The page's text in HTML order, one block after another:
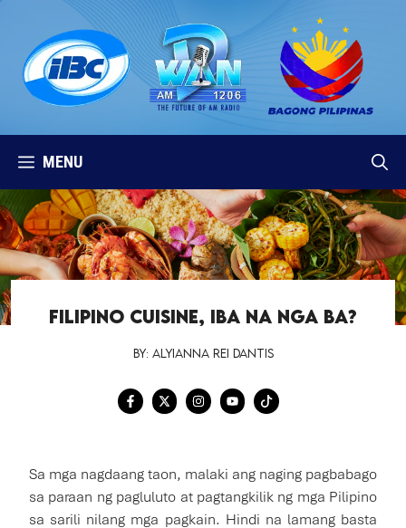
content
MENU
FILIPINO CUISINE, IBA NA NGA BA?
By: Alyianna Rei Dantis
Sa mga nagdaang taon, malaki ang naging pagbabago
sa paraan ng pagluluto at pagtangkilik ng mga Pilipino
sa sarili nilang mga pagkain. Hindi na lamang basta